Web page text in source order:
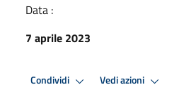
Data :
7 aprile 2023
Condividi Vedi azioni